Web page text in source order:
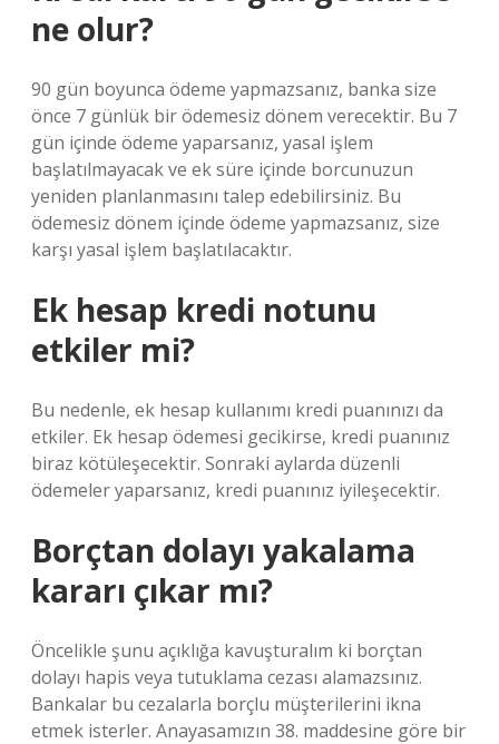
ne olur?
90 gün boyunca ödeme yapmazsanız, banka size
önce 7 günlük bir ödemesiz dönem verecektir. Bu 7
gün içinde ödeme yaparsanız, yasal işlem
başlatılmayacak ve ek süre içinde borcunuzun
yeniden planlanmasını talep edebilirsiniz. Bu
ödemesiz dönem içinde ödeme yapmazsanız, size
karşı yasal işlem başlatılacaktır.
Ek hesap kredi notunu
etkiler mi?
Bu nedenle, ek hesap kullanımı kredi puanınızı da
etkiler. Ek hesap ödemesi gecikirse, kredi puanınız
biraz kötüleşecektir. Sonraki aylarda düzenli
ödemeler yaparsanız, kredi puanınız iyileşecektir.
Borçtan dolayı yakalama
kararı çıkar mı?
Öncelikle şunu açıklığa kavuşturalım ki borçtan
dolayı hapis veya tutuklama cezası alamazsınız.
Bankalar bu cezalarla borçlu müşterilerini ikna
etmek isterler. Anayasamızın 38. maddesine göre bir